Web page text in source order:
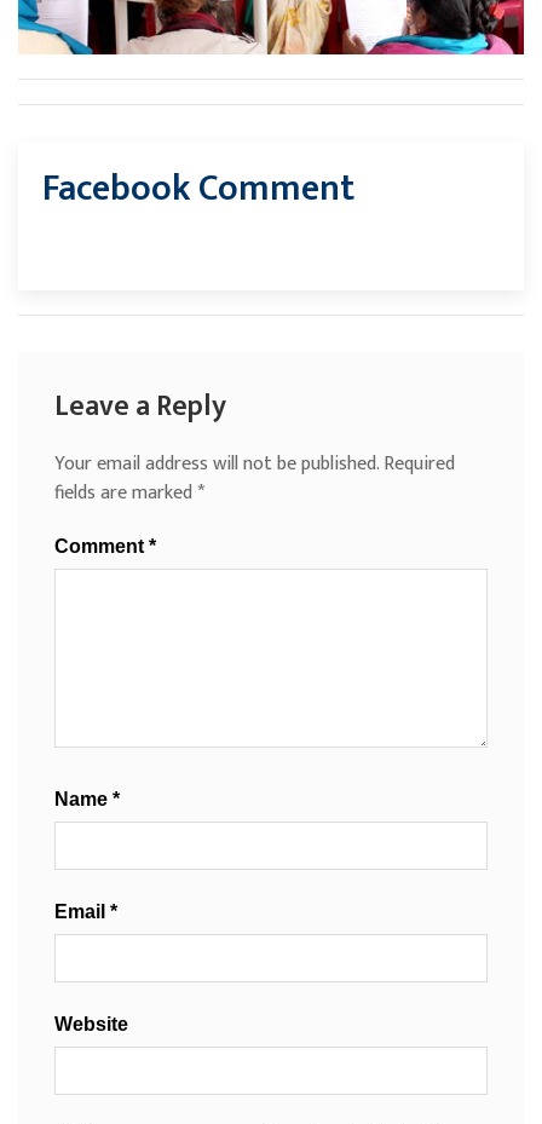
Facebook Comment
Leave a Reply
Your email address will not be published.Required
fields are marked*
Comment *
Name *
Email *
Website